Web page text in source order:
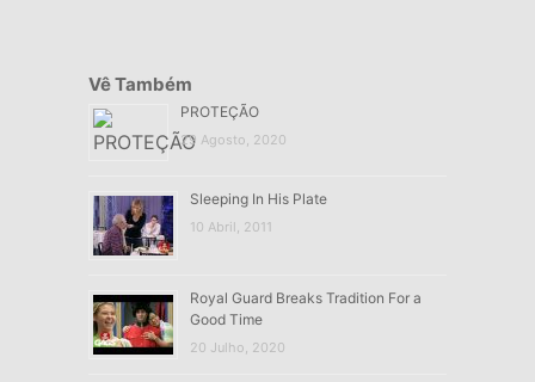
Vê Também
PROTEÇÃO
29 Agosto, 2020
Sleeping In His Plate
10 Abril, 2011
Royal Guard Breaks Tradition For a
Good Time
20 Julho, 2020